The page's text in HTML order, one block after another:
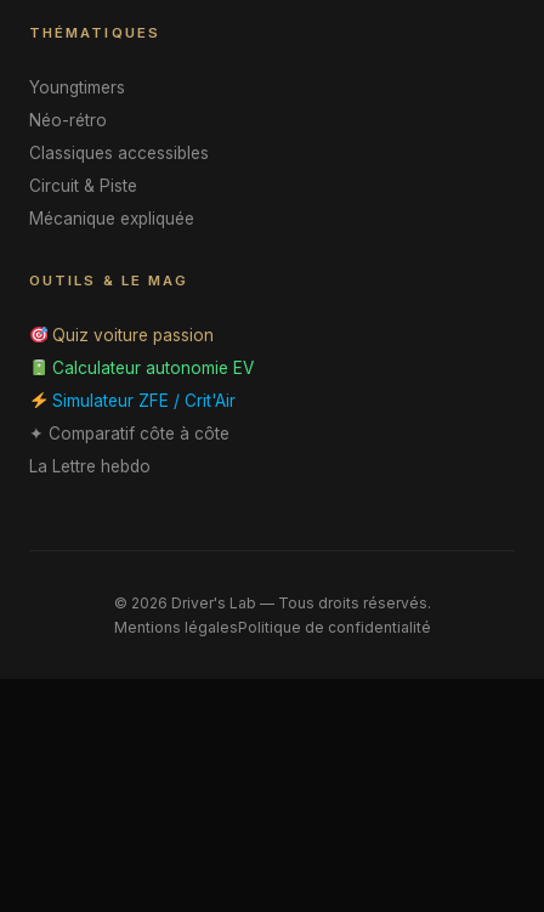
THÉMATIQUES
Youngtimers
Néo-rétro
Classiques accessibles
Circuit & Piste
Mécanique expliquée
OUTILS & LE MAG
Quiz voiture passion
Calculateur autonomie EV
Simulateur ZFE / Crit'Air
✦ Comparatif côte à côte
La Lettre hebdo
© 2026 Driver's Lab — Tous droits réservés.
Mentions légalesPolitique de confidentialité